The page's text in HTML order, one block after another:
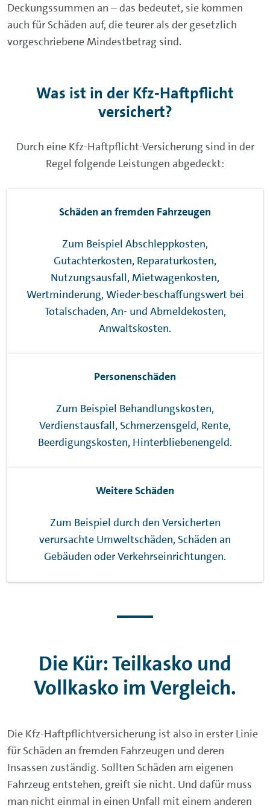
Deckungssummen an – das bedeutet, sie kommen
auch für Schäden auf, die teurer als der gesetzlich
vorgeschriebene Mindestbetrag sind.
Was ist in der Kfz-Haftpflicht
versichert?
Durch eine Kfz-Haftpflicht-Versicherung sind in der
Regel folgende Leistungen abgedeckt:
Schäden an fremden Fahrzeugen
Zum Beispiel Abschleppkosten,
Gutachterkosten, Reparaturkosten,
Nutzungsausfall, Mietwagenkosten,
Wertminderung, Wieder-beschaffungswert bei
Totalschaden, An- und Abmeldekosten,
Anwaltskosten.
Personenschäden
Zum Beispiel Behandlungskosten,
Verdienstausfall, Schmerzensgeld, Rente,
Beerdigungskosten, Hinterbliebenengeld.
Weitere Schäden
Zum Beispiel durch den Versicherten
verursachte Umweltschäden, Schäden an
Gebäuden oder Verkehrseinrichtungen.
Die Kür: Teilkasko und
Vollkasko im Vergleich.
Die Kfz-Haftpflichtversicherung ist also in erster Linie
für Schäden an fremden Fahrzeugen und deren
Insassen zuständig. Sollten Schäden am eigenen
Fahrzeug entstehen, greift sie nicht. Und dafür muss
man nicht einmal in einen Unfall mit einem anderen